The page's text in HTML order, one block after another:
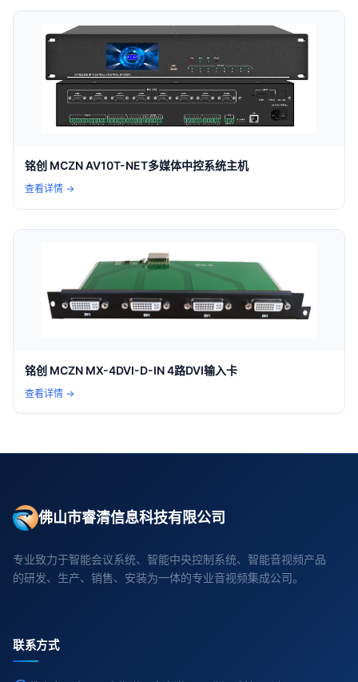
铭创 MCZN AV10T-NET多媒体中控系统主机
查看详情 →
铭创 MCZN MX-4DVI-D-IN 4路DVI输入卡
查看详情 →
佛山市睿清信息科技有限公司
专业致力于智能会议系统、智能中央控制系统、智能音视频产品
的研发、生产、销售、安装为一体的专业音视频集成公司。
联系方式